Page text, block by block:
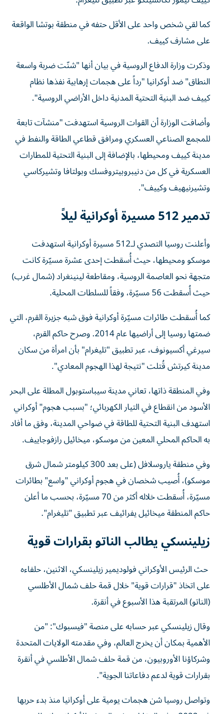
كما لقي شخص واحد على الأقل حتفه في منطقة بوتشا الواقعة
على مشارف كييف.
وذكرت وزارة الدفاع الروسية في بيان أنها "شنّت ضربة واسعة
النطاق" ضد أوكرانيا "رداً على هجمات إرهابية نفذها نظام
كييف ضد البنية التحتية المدنية داخل الأراضي الروسية".
وأضافت الوزارة أن القوات الروسية استهدفت "منشآت تابعة
للمجمع الصناعي العسكري ومرافق قطاعي الطاقة والنفط في
مدينة كييف ومحيطها، بالإضافة إلى البنية التحتية للمطارات
العسكرية في كل من دنيبروبيتروفسك وبولتافا وتشيركاسي
وتشيرنيهيف وكييف".
تدمير 512 مسيرة أوكرانية ليلاً
وأعلنت روسيا التصدي لـ512 مسيرة أوكرانية استهدفت
موسكو ومحيطها، حيث أُسقطت إحدى عشرة مسيّرة كانت
متجهة نحو العاصمة الروسية، ومقاطعة لينينغراد (شمال غرب)
حيث أُسقطت 56 مسيّرة، وفقاً للسلطات المحلية.
كما أُسقطت طائرات مسيّرة أوكرانية فوق شبه جزيرة القرم، التي
ضمتها روسيا إلى أراضيها عام 2014. وصرح حاكم القرم،
سيرغي أكسيونوف، عبر تطبيق "تليغرام" بأن امرأة من سكان
مدينة كيرتش قُتلت "نتيجة لهذا الهجوم المعادي".
وفي المنطقة ذاتها، تعاني مدينة سيباستوبول المطلة على البحر
الأسود من انقطاع في التيار الكهربائي؛ "بسبب هجوم" أوكراني
استهدف البنية التحتية للطاقة في ضواحي المدينة، وفق ما أفاد
به الحاكم المحلي المعين من موسكو، ميخائيل رازفوجاييف.
وفي منطقة ياروسلافل (على بعد 300 كيلومتر شمال شرق
موسكو)، أُصيب شخصان في هجوم أوكراني "واسع" بطائرات
مسيّرة، أُسقطت خلاله أكثر من 70 مسيّرة، بحسب ما أعلن
حاكم المنطقة ميخائيل يفرائيف عبر تطبيق "تليغرام".
زيلينسكي يطالب الناتو بقرارات قوية
حث الرئيس الأوكراني فولوديمير زيلينسكي، الاثنين، حلفاءه
على اتخاذ "قرارات قوية" خلال قمة حلف شمال الأطلسي
(الناتو) المرتقبة هذا الأسبوع في أنقرة.
وقال زيلينسكي عبر حسابه على منصة "فيسبوك": "من
الأهمية بمكان أن يخرج العالم، وفي مقدمته الولايات المتحدة
وشركاؤنا الأوروبيون، من قمة حلف شمال الأطلسي في أنقرة
بقرارات قوية لدعم دفاعاتنا الجوية".
وتواصل روسيا شن هجمات يومية على أوكرانيا منذ بدء حربها